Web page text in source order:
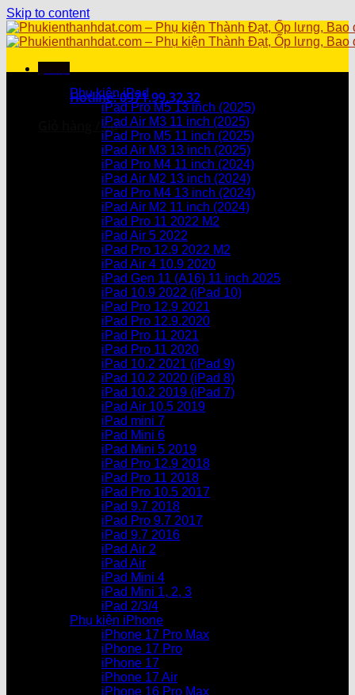
Skip to content
Hotline: 0971.99.32.32
Giỏ hàng /0₫
Chưa có sản phẩm trong giỏ hàng.
Chưa có sản phẩm trong giỏ hàng.
Danh mục sản phẩm
Phụ kiện iPad
iPad Pro M5 13 inch (2025)
iPad Air M3 11 inch (2025)
iPad Pro M5 11 inch (2025)
iPad Air M3 13 inch (2025)
iPad Pro M4 11 inch (2024)
iPad Air M2 13 inch (2024)
iPad Pro M4 13 inch (2024)
iPad Air M2 11 inch (2024)
iPad Pro 11 2022 M2
iPad Air 5 2022
iPad Pro 12.9 2022 M2
iPad Air 4 10.9 2020
iPad Gen 11 (A16) 11 inch 2025
iPad 10.9 2022 (iPad 10)
iPad Pro 12.9 2021
iPad Pro 12.9.2020
iPad Pro 11 2021
iPad Pro 11 2020
iPad 10.2 2021 (iPad 9)
iPad 10.2 2020 (iPad 8)
iPad 10.2 2019 (iPad 7)
iPad Air 10.5 2019
iPad mini 7
iPad Mini 6
iPad Mini 5 2019
iPad Pro 12.9 2018
iPad Pro 11 2018
iPad Pro 10.5 2017
iPad 9.7 2018
iPad Pro 9.7 2017
iPad 9.7 2016
iPad Air 2
iPad Air
iPad Mini 4
iPad Mini 1, 2, 3
iPad 2/3/4
Phụ kiện iPhone
iPhone 17 Pro Max
iPhone 17 Pro
iPhone 17
iPhone 17 Air
iPhone 16 Pro Max